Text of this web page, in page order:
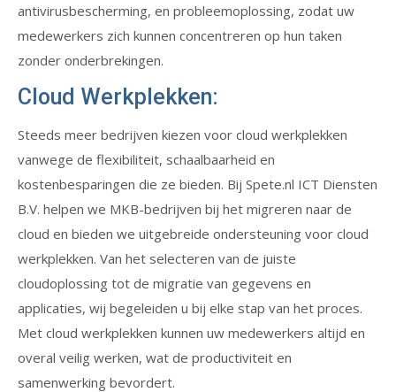
antivirusbescherming, en probleemoplossing, zodat uw
medewerkers zich kunnen concentreren op hun taken
zonder onderbrekingen.
Cloud Werkplekken:
Steeds meer bedrijven kiezen voor cloud werkplekken
vanwege de flexibiliteit, schaalbaarheid en
kostenbesparingen die ze bieden. Bij Spete.nl ICT Diensten
B.V. helpen we MKB-bedrijven bij het migreren naar de
cloud en bieden we uitgebreide ondersteuning voor cloud
werkplekken. Van het selecteren van de juiste
cloudoplossing tot de migratie van gegevens en
applicaties, wij begeleiden u bij elke stap van het proces.
Met cloud werkplekken kunnen uw medewerkers altijd en
overal veilig werken, wat de productiviteit en
samenwerking bevordert.